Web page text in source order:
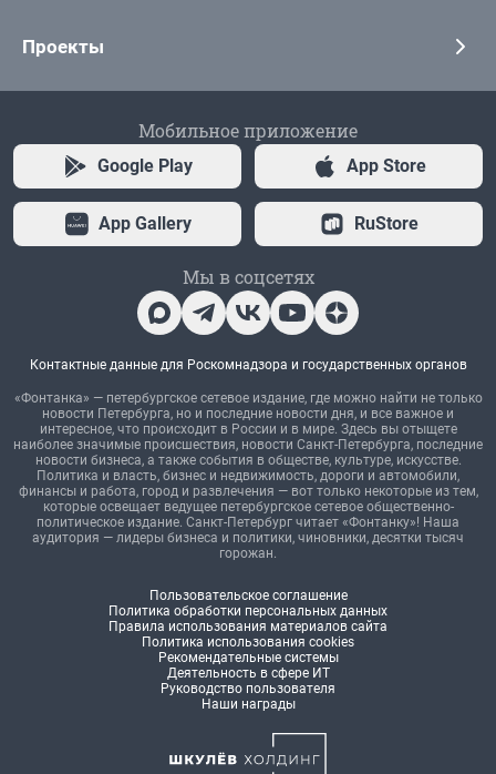
Проекты
Мобильное приложение
Google Play App Store
App Gallery RuStore
Мы в соцсетях
Контактные данные для Роскомнадзора и государственных органов
«Фонтанка» — петербургское сетевое издание, где можно найти не только
новости Петербурга, но и последние новости дня, и все важное и
интересное, что происходит в России и в мире. Здесь вы отыщете
наиболее значимые происшествия, новости Санкт-Петербурга, последние
новости бизнеса, а также события в обществе, культуре, искусстве.
Политика и власть, бизнес и недвижимость, дороги и автомобили,
финансы и работа, город и развлечения — вот только некоторые из тем,
которые освещает ведущее петербургское сетевое общественно-
политическое издание. Санкт-Петербург читает «Фонтанку»! Наша
аудитория — лидеры бизнеса и политики, чиновники, десятки тысяч
горожан.
Пользовательское соглашение
Политика обработки персональных данных
Правила использования материалов сайта
Политика использования cookies
Рекомендательные системы
Деятельность в сфере ИТ
Руководство пользователя
Наши награды